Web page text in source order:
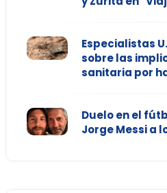
Especialistas
sobre las
sanitaria por
Duelo en el
Jorge Messi a